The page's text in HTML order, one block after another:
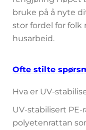
bruke på å nyte
stor fordel for folk
husarbeid.
Ofte stilte
Hva er UV-
UV-stabilisert
polyetenrattan